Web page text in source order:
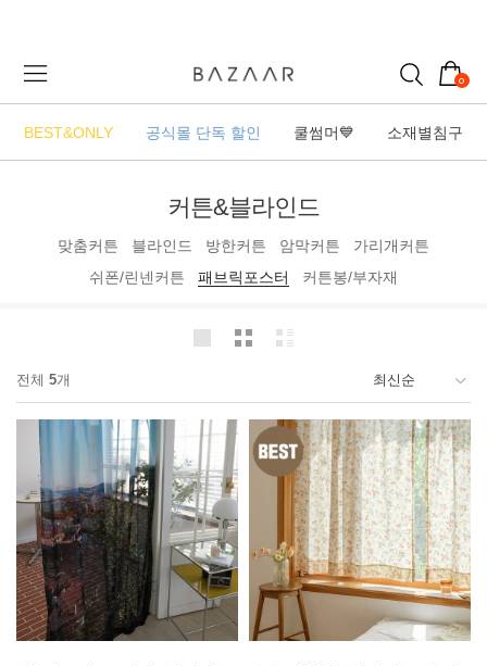
0
BEST&ONLY 공식몰 단독 할인 쿨썸머💙 소재별침구
커튼&블라인드
맞춤커튼 블라인드 방한커튼 암막커튼
가리개커튼
쉬폰/린넨커튼
패브릭포스터 커튼봉/부자재
전체 5개